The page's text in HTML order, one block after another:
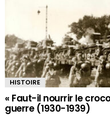
HISTOIRE
« Faut-il nourrir le
guerre (1930-1939)